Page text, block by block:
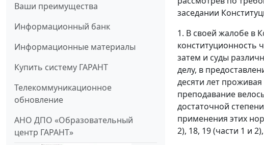
Ваши преимущества
Информационный банк
Информационные материалы
Купить систему ГАРАНТ
Телекоммуникационное
обновление
АНО ДПО «Образовательный
центр ГАРАНТ»
заседании
1. В своей жалобе в
конституционность
затем и суды
делу, в
десяти лет
преподавание
достаточной
применения этих
2), 18, 19 (части 1 и